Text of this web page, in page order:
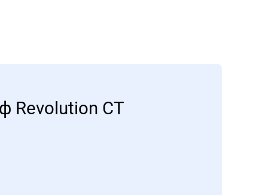
Revolution CT